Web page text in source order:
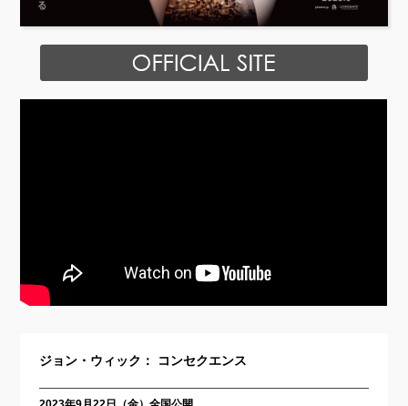
ジョン・ウィック： コンセクエンス